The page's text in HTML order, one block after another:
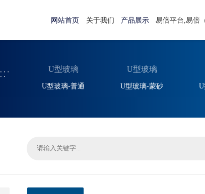
网站首页 关于我们 产品展示 易倍平台,易倍
U型玻璃
U型玻璃-普通
U型玻璃
U型玻璃-蒙砂